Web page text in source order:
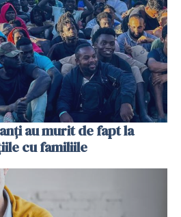
au murit de fapt la
cu familiile